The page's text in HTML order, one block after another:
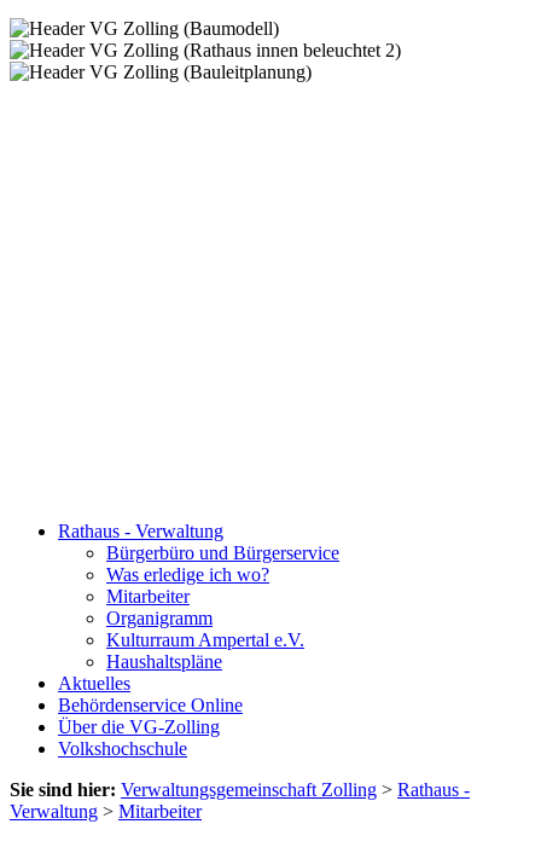
Rathaus - Verwaltung
Bürgerbüro und Bürgerservice
Was erledige ich wo?
Mitarbeiter
Organigramm
Kulturraum Ampertal e.V.
Haushaltspläne
Aktuelles
Behördenservice Online
Über die VG-Zolling
Volkshochschule
Sie sind hier: Verwaltungsgemeinschaft Zolling > Rathaus -
Verwaltung > Mitarbeiter